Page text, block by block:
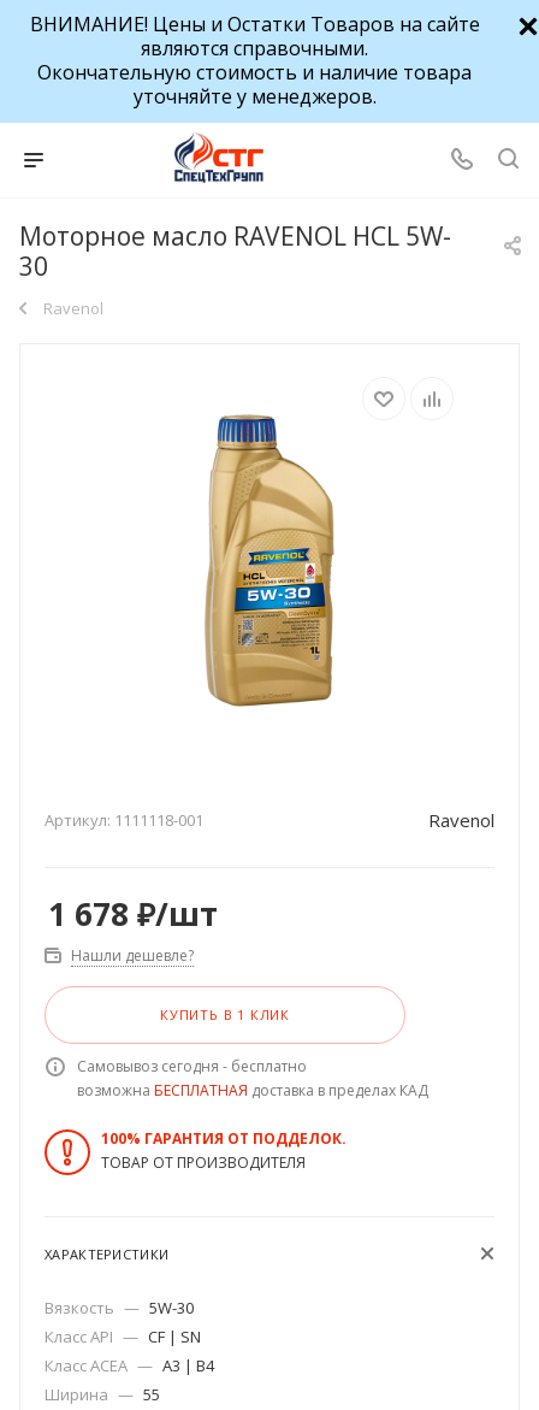
ВНИМАНИЕ! Цены и Остатки Товаров на сайте
являются справочными.
Окончательную стоимость и наличие товара
уточняйте у менеджеров.
Моторное масло RAVENOL HCL 5W-
30
Ravenol
Артикул: 1111118-001 Ravenol
1 678 ₽/шт
Нашли дешевле?
КУПИТЬ В 1 КЛИК
Самовывоз сегодня - бесплатно
возможна БЕСПЛАТНАЯ доставка в пределах КАД
100% ГАРАНТИЯ ОТ ПОДДЕЛОК.
ТОВАР ОТ ПРОИЗВОДИТЕЛЯ
ХАРАКТЕРИСТИКИ
Вязкость — 5W-30
Класс API — CF | SN
Класс ACEA — A3 | B4
Ширина — 55